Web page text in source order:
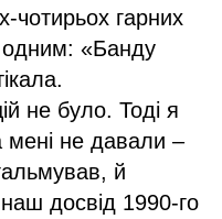
чотирьох гарних
одним: «Банду
не було. Тоді я
мені не давали –
й
досвід 1990-го